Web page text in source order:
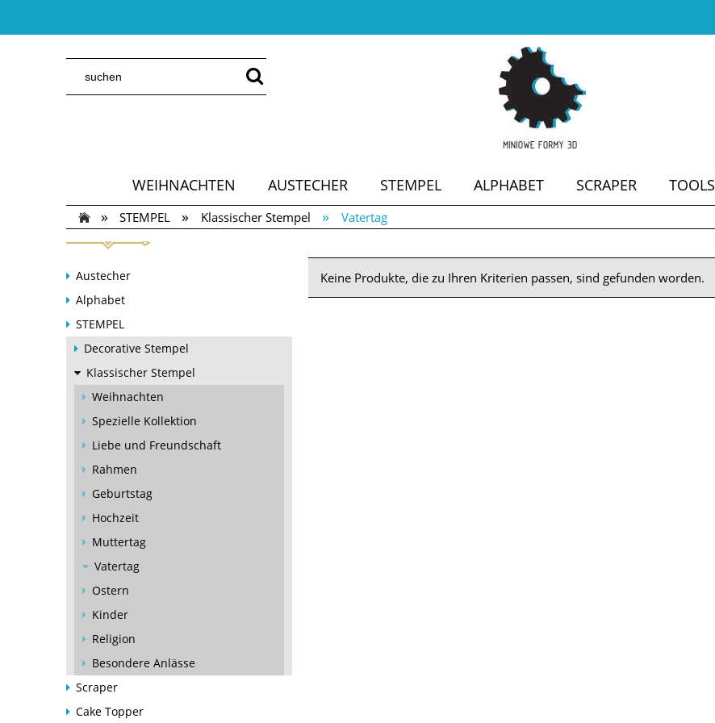
WEIHNACHTEN AUSTECHER STEMPEL ALPHABET SCRAPER TOOLS
SALE
» STEMPEL » Klassischer Stempel » Vatertag
Austecher
Alphabet
STEMPEL
Decorative Stempel
Klassischer Stempel
Weihnachten
Spezielle Kollektion
Liebe und Freundschaft
Rahmen
Geburtstag
Hochzeit
Muttertag
Vatertag
Ostern
Kinder
Religion
Besondere Anlässe
Scraper
Cake Topper
Keine Produkte, die zu Ihren Kriterien passen, sind gefunden worden.